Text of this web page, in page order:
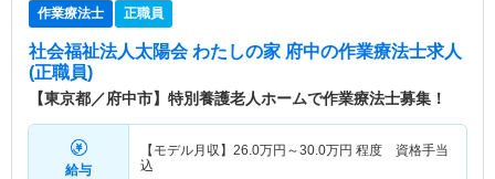
作業療法士 正職員
社会福祉法人太陽会 わたしの家 府中の作業療法士求人
(正職員)
【東京都／府中市】特別養護老人ホームで作業療法士募集！
給与
【モデル月収】 26.0万円～30.0万円 程度 資格手当
込